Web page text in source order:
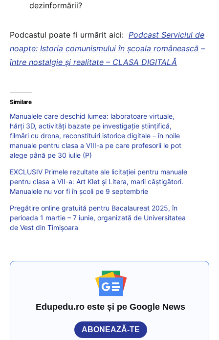
dezinformării?
Podcastul poate fi urmărit aici: Podcast Serviciul de
noapte: Istoria comunismului în școala românească –
între nostalgie și realitate – CLASA DIGITALĂ
Similare
Manualele care deschid lumea: laboratoare virtuale,
hărți 3D, activități bazate pe investigație științifică,
filmări cu drona, reconstituiri istorice digitale – în noile
manuale pentru clasa a VIII-a pe care profesorii le pot
alege până pe 30 iulie (P)
EXCLUSIV Primele rezultate ale licitației pentru manuale
pentru clasa a VII-a: Art Klet și Litera, marii câștigători.
Manualele nu vor fi în școli pe 9 septembrie
Pregătire online gratuită pentru Bacalaureat 2025, în
perioada 1 martie – 7 iunie, organizată de Universitatea
de Vest din Timișoara
Edupedu.ro este și pe Google News
ABONEAZĂ-TE